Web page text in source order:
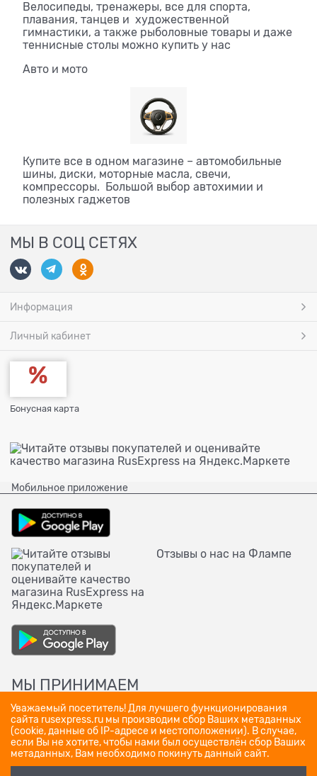
Велосипеды, тренажеры, все для спорта,
плавания, танцев и художественной
гимнастики, а также рыболовные товары и даже
теннисные столы можно купить у нас
Авто и мото
Купите все в одном магазине – автомобильные
шины, диски, моторные масла, свечи,
компрессоры. Большой выбор автохимии и
полезных гаджетов
МЫ В СОЦ СЕТЯХ
Информация
Личный кабинет
Бонусная карта
Мобильное приложение
Отзывы о нас на Флампе
МЫ ПРИНИМАЕМ
Уважаемый посетитель! Для лучшего функционирования
сайта rusexpress.ru мы производим сбор Ваших метаданных
(cookie, данные об IP-адресе и местоположении). В случае,
если Вы не хотите, чтобы нами был осуществлён сбор Ваших
метаданных, Вам необходимо покинуть данный сайт.